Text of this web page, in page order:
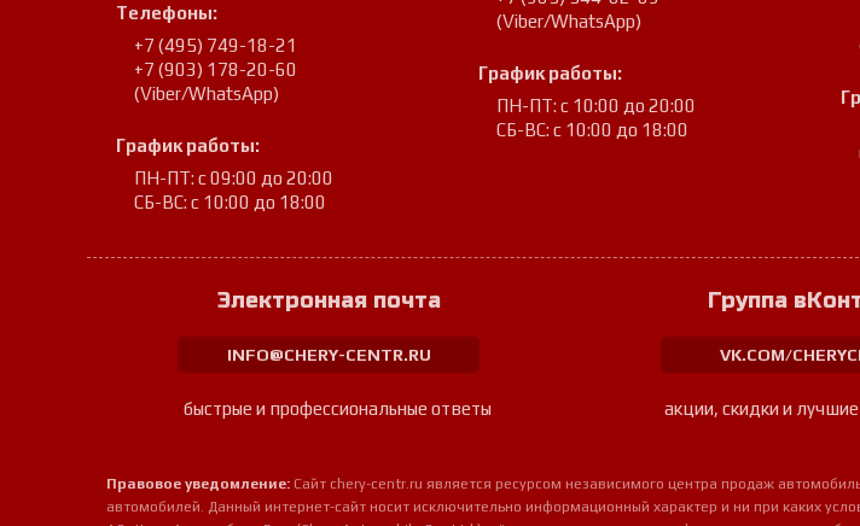
Телефоны:
+7 (495) 749-18-21
+7 (903) 178-20-60
(Viber/WhatsApp)
График работы:
ПН-ПТ: с 09:00 до 20:00
СБ-ВС: с 10:00 до 18:00
(Viber/WhatsApp)
График работы:
ПН-ПТ: с 10:00 до 20:00
СБ-ВС: с 10:00 до 18:00
Электронная почта
INFO@CHERY-CENTR.RU
быстрые и профессиональные ответы
Группа
VK.COM/
акции, скидки и
Правовое уведомление: Сайт chery-centr.ru является ресурсом независимого центра продаж
автомобилей. Данный интернет-сайт носит исключительно информационный характер и ни при каких